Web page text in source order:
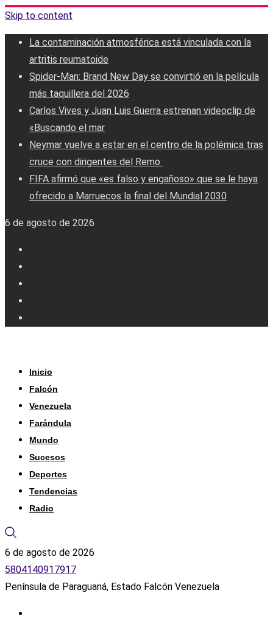
Skip to content
La contaminación atmosférica está vinculada con la
artritis reumatoide
Spider-Man: Brand New Day se convirtió en la película
más taquillera del 2026
Carlos Vives y Juan Luis Guerra estrenan videoclip de
«Buscando el mar
Neymar vuelve a estar en el centro de la polémica tras
cruce con dirigentes del Remo ‎
FIFA afirmó que «es falso y engañoso» que se le haya
ofrecido a Marruecos la final del Mundial 2030
6 de agosto de 2026
Inicio
Falcón
Venezuela
Farándula
Mundo
Sucesos
Deportes
Tendencias
Radio
6 de agosto de 2026
5804140917917
Península de Paraguaná, Estado Falcón Venezuela